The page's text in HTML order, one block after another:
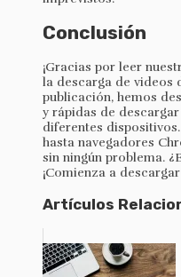
Conclusión
¡Gracias por leer
la descarga de videos
publicación, hemos
y rápidas de
diferentes
hasta navegadores
sin ningún problema.
¡Comienza a
Artículos